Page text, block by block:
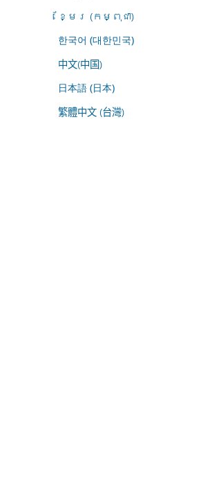
ខ្មែរ (កម្ពុជា)
한국어 (대한민국)
中文(中国)
日本語 (日本)
繁體中文 (台灣)